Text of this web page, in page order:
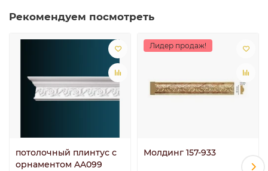
Рекомендуем посмотреть
потолочный плинтус с
орнаментом AA099
Лидер продаж!
Молдинг 157-933